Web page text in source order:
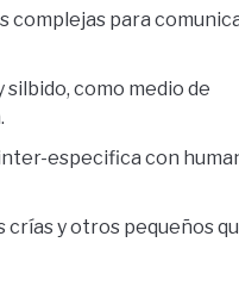
complejas para
silbido, como medio de
especifica con
crías y otros pequeños